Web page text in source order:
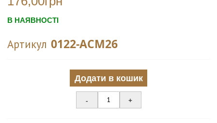
В НАЯВНОСТІ
Артикул 0122-ACM26
Додати в кошик
- +